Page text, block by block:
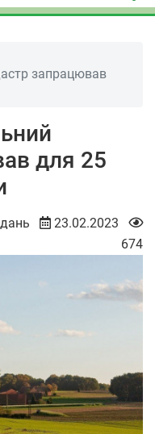
запрацював
для 25
23.02.2023
674